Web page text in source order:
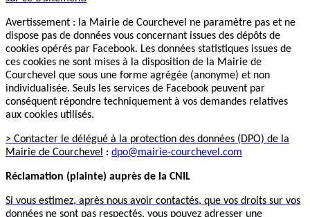
Avertissement : la Mairie de Courchevel ne paramètre pas et ne
dispose pas de données vous concernant issues des dépôts de
cookies opérés par Facebook. Les données statistiques issues de
ces cookies ne sont mises à la disposition de la Mairie de
Courchevel que sous une forme agrégée (anonyme) et non
individualisée. Seuls les services de Facebook peuvent par
conséquent répondre techniquement à vos demandes relatives
aux cookies utilisés.
> Contacter le délégué à la protection des données (DPO) de la
Mairie de Courchevel : dpo@mairie-courchevel.com
Réclamation (plainte) auprès de la CNIL
Si vous estimez, après nous avoir contactés, que vos droits sur vos
données ne sont pas respectés, vous pouvez adresser une